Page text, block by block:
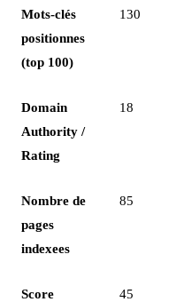
Mots-clés
positionnes
(top 100)
130
Domain
Authority /
Rating
18
Nombre de
pages
indexees
85
Score
45